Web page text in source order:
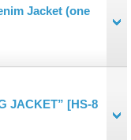
Jacket (one
JACKET” [HS-8